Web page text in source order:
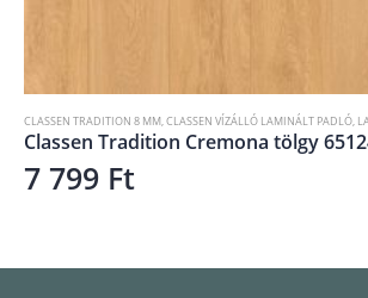
CLASSEN TRADITION 8 MM,CLASSEN VÍZÁLLÓ LAMINÁLT PADLÓ,
Classen Tradition Cremona tölgy
7 799 Ft